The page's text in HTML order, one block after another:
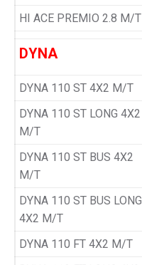
HI ACE PREMIO 2.8 M/T
DYNA
DYNA 110 ST 4X2 M/T
DYNA 110 ST LONG 4X2
M/T
DYNA 110 ST BUS 4X2
M/T
DYNA 110 ST BUS LONG
4X2 M/T
DYNA 110 FT 4X2 M/T